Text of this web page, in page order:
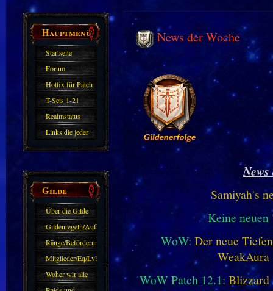
Hauptmenü
Startseite
Forum
Hotfix für Patch
11.X
T-Sets 1-21
Realmstatus
Links die jeder
kennen sollte?!
Gilde
Über die Gilde
(DAW)
Gildenregeln/Aufnahme
Ränge/Beförderungen
Mitglieder/Eq/Lvl
Woher wir alle
News der Woche
Samiyah's
Keine
WoW: Der neue
WeakAura
WoW Patch 12.1: Blizzard